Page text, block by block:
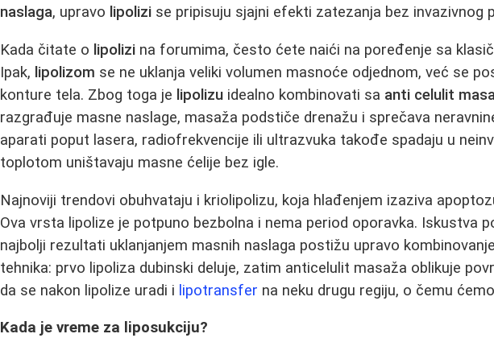
naslaga, upravo lipolizi se pripisuju sjajni efekti zatezanja bez invazivnog
Kada čitate o lipolizi na forumima, često ćete naići na poređenje sa
Ipak, lipolizom se ne uklanja veliki volumen masnoće odjednom, već se
konture tela. Zbog toga je lipolizu idealno kombinovati sa anti celulit
razgrađuje masne naslage, masaža podstiče drenažu i sprečava
aparati poput lasera, radiofrekvencije ili ultrazvuka takođe spadaju u
toplotom uništavaju masne ćelije bez igle.
Najnoviji trendovi obuhvataju i kriolipolizu, koja hlađenjem izaziva
Ova vrsta lipolize je potpuno bezbolna i nema period oporavka. Iskustva
najbolji rezultati uklanjanjem masnih naslaga postižu upravo
tehnika: prvo lipoliza dubinski deluje, zatim anticelulit masaža oblikuje
da se nakon lipolize uradi i lipotransfer na neku drugu regiju, o čemu
Kada je vreme za liposukciju?